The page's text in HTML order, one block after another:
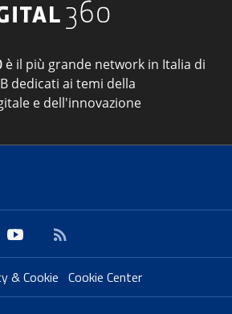
è il più grande network in Italia di
dedicati ai temi della
e dell'innovazione
& Cookie Cookie Center